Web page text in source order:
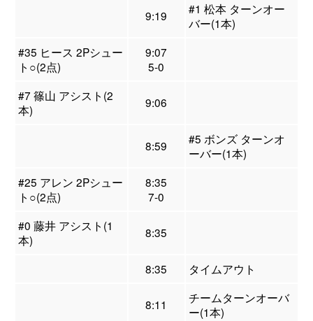
9:19
#1 松本 ターンオー
バー(1本)
#35 ヒース 2Pシュー
ト○(2点)
9:07
5-0
#7 篠山 アシスト(2
本)
9:06
8:59
#5 ボンズ ターンオ
ーバー(1本)
#25 アレン 2Pシュー
ト○(2点)
8:35
7-0
#0 藤井 アシスト(1
本)
8:35
8:35 タイムアウト
8:11
チームターンオーバ
ー(1本)